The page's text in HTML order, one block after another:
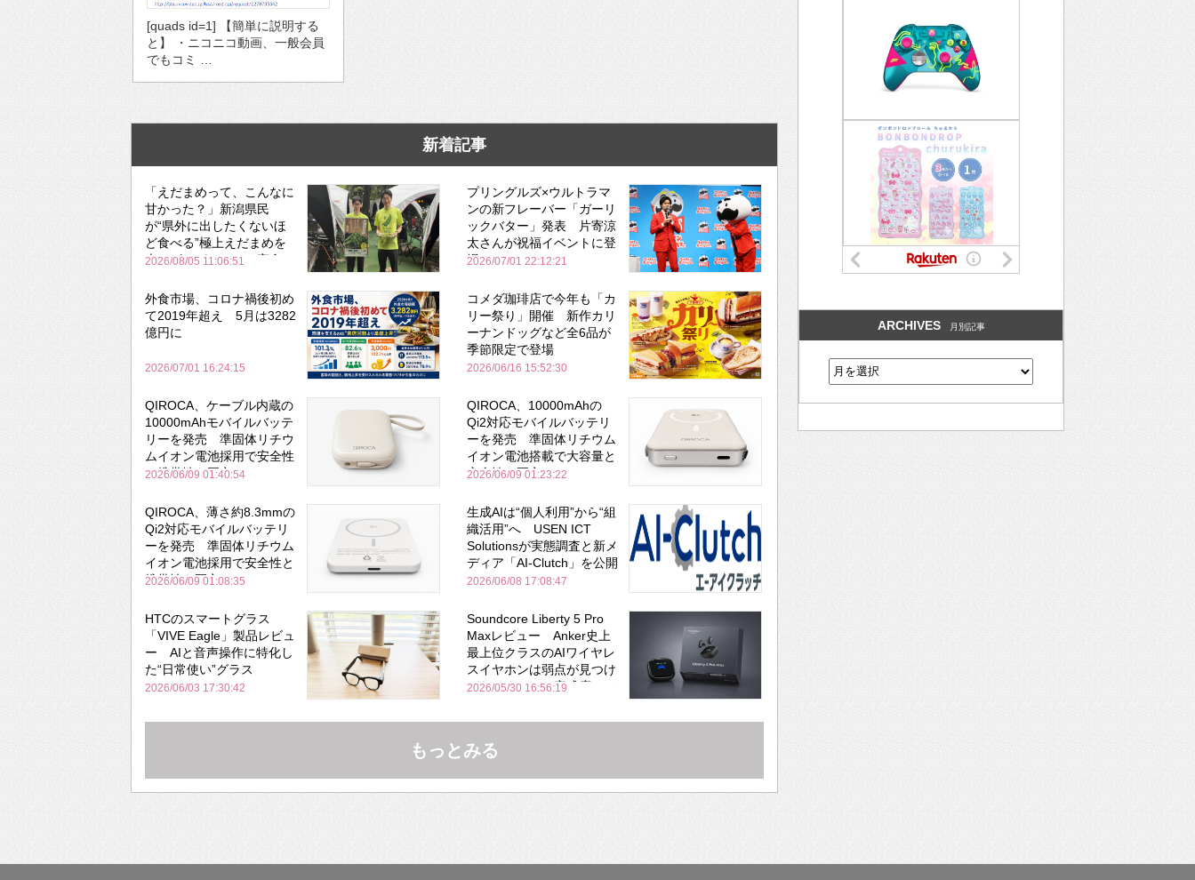
[quads id=1] 【簡単に説明する
と】 ・ニコニコ動画、一般会員
でもコミ …
新着記事
「えだまめって、こんなに
甘かった？」新潟県民
が“県外に出したくないほ
ど食べる”極上えだまめを
森のビアガーデンで実食
2026/08/05 11:06:51
プリングルズ×ウルトラマ
ンの新フレーバー「ガーリ
ックバター」発表 片寄涼
太さんが祝福イベントに登
場
2026/07/01 22:12:21
外食市場、コロナ禍後初め
て2019年超え 5月は3282
億円に
2026/07/01 16:24:15
コメダ珈琲店で今年も「カ
リー祭り」開催 新作カリ
ーナンドッグなど全6品が
季節限定で登場
2026/06/16 15:52:30
QIROCA、ケーブル内蔵の
10000mAhモバイルバッテ
リーを発売 準固体リチウ
ムイオン電池採用で安全性
と携帯性を両立
2026/06/09 01:40:54
QIROCA、10000mAhの
Qi2対応モバイルバッテリ
ーを発売 準固体リチウム
イオン電池搭載で大容量と
安全性を両立
2026/06/09 01:23:22
QIROCA、薄さ約8.3mmの
Qi2対応モバイルバッテリ
ーを発売 準固体リチウム
イオン電池採用で安全性と
携帯性を両立
2026/06/09 01:08:35
生成AIは“個人利用”から“組
織活用”へ USEN ICT
Solutionsが実態調査と新メ
ディア「AI-Clutch」を公開
2026/06/08 17:08:47
HTCのスマートグラス
「VIVE Eagle」製品レビュ
ー AIと音声操作に特化し
た“日常使い”グラス
2026/06/03 17:30:42
Soundcore Liberty 5 Pro
Maxレビュー Anker史上
最上位クラスのAIワイヤレ
スイヤホンは弱点が見つけ
づらいくらいの完成度にび
Bose並み
2026/05/30 16:56:19
もっとみる
ARCHIVES 月別記事